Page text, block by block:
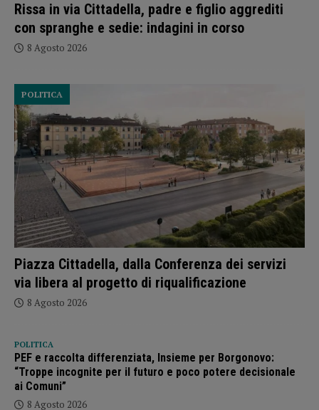
Rissa in via Cittadella, padre e figlio aggrediti
con spranghe e sedie: indagini in corso
8 Agosto 2026
Piazza Cittadella, dalla Conferenza dei servizi
via libera al progetto di riqualificazione
POLITICA
8 Agosto 2026
POLITICA
PEF e raccolta differenziata, Insieme per Borgonovo:
“Troppe incognite per il futuro e poco potere decisionale
ai Comuni”
8 Agosto 2026